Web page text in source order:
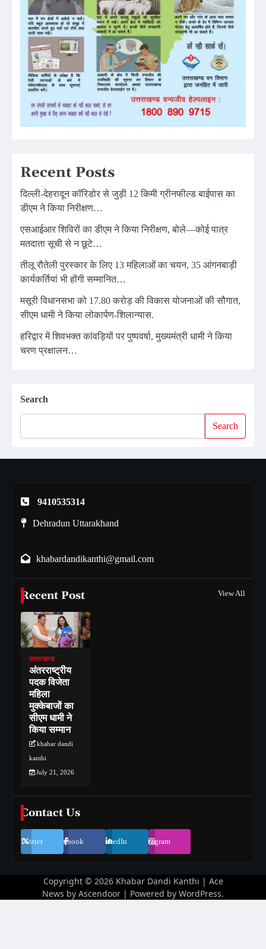
Recent Posts
दिल्ली-देहरादून कॉरिडोर से जुड़ी 12 किमी ग्रीनफील्ड बाईपास का
डीएम ने किया निरीक्षण…
एसआईआर शिविरों का डीएम ने किया निरीक्षण, बोले—कोई पात्र
मतदाता सूची से न छूटे…
तीलू रौतेली पुरस्कार के लिए 13 महिलाओं का चयन, 35 आंगनबाड़ी
कार्यकर्तियां भी होंगी सम्मानित…
मसूरी विधानसभा को 17.80 करोड़ की विकास योजनाओं की सौगात,
सीएम धामी ने किया लोकार्पण-शिलान्यास.
हरिद्वार में शिवभक्त कांवड़ियों पर पुष्पवर्षा, मुख्यमंत्री धामी ने किया
चरण प्रक्षालन…
Search
Search
9410535314
Dehradun Uttarakhand
khabardandikanthi@gmail.com
Recent Post View All
उत्तराखण्ड
अंतरराष्ट्रीय
पदक विजेता
महिला
मुक्केबाजों का
सीएम धामी ने
किया सम्मान
khabar dandi
kanthi
July 21, 2026
Contact Us
Twitter Facebook LinkedIn Instagram
Copyright © 2026 Khabar Dandi Kanthi | Ace
News by Ascendoor | Powered by WordPress.